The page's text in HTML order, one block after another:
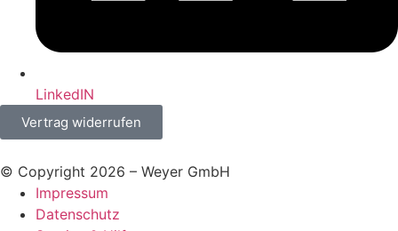
LinkedIN
Vertrag widerrufen
© Copyright 2026 – Weyer GmbH
Impressum
Datenschutz